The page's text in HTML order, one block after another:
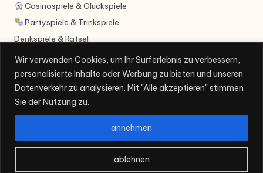
Wir verwenden Cookies, um Ihr Surferlebnis zu verbessern,
personalisierte Inhalte oder Werbung zu bieten und unseren
Datenverkehr zu analysieren. Mit "Alle akzeptieren" stimmen
Sie der Nutzung zu.
ablehnen
annehmen
Casinospiele & Glückspiele
Partyspiele & Trinkspiele
Denkspiele & Rätsel
Videospiele
Copyright 2026 — 14Design.de. All rights reserved.
Bloglo WordPress Theme